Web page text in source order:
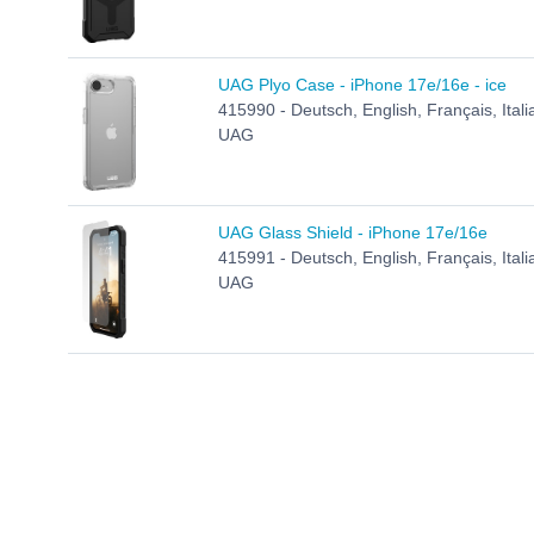
UAG Plyo Case - iPhone 17e/16e - ice
415990 - Deutsch, English, Français,
UAG
UAG Glass Shield - iPhone 17e/16e
415991 - Deutsch, English, Français,
UAG